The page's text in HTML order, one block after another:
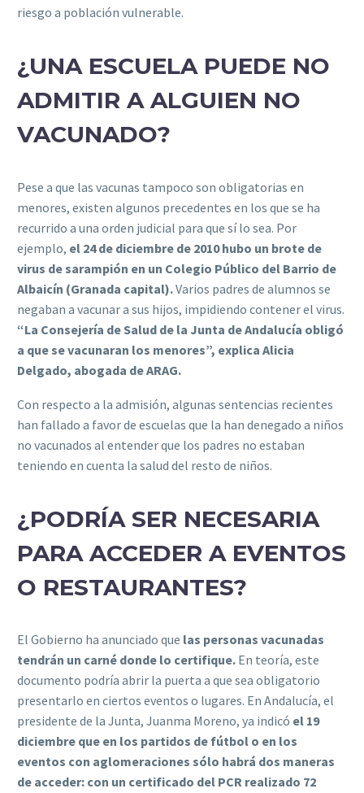
riesgo a población vulnerable.
¿UNA ESCUELA PUEDE NO
ADMITIR A ALGUIEN NO
VACUNADO?
Pese a que las vacunas tampoco son obligatorias en
menores, existen algunos precedentes en los que se ha
recurrido a una orden judicial para que sí lo sea. Por
ejemplo, el 24 de diciembre de 2010 hubo un brote de
virus de sarampión en un Colegio Público del Barrio de
Albaicín (Granada capital).Varios padres de alumnos se
negaban a vacunar a sus hijos, impidiendo contener el virus.
“La Consejería de Salud de la Junta de Andalucía obligó
a que se vacunaran los menores”, explica Alicia
Delgado, abogada de ARAG.
Con respecto a la admisión, algunas sentencias recientes
han fallado a favor de escuelas que la han denegado a niños
no vacunados al entender que los padres no estaban
teniendo en cuenta la salud del resto de niños.
¿PODRÍA SER NECESARIA
PARA ACCEDER A EVENTOS
O RESTAURANTES?
El Gobierno ha anunciado que las personas vacunadas
tendrán un carné donde lo certifique. En teoría, este
documento podría abrir la puerta a que sea obligatorio
presentarlo en ciertos eventos o lugares. En Andalucía, el
presidente de la Junta, Juanma Moreno, ya indicó el 19
diciembre que en los partidos de fútbol o en los
eventos con aglomeraciones sólo habrá dos maneras
de acceder: con un certificado del PCR realizado 72